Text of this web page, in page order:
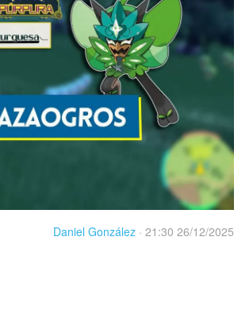
Daniel González · 21:30 26/12/2025